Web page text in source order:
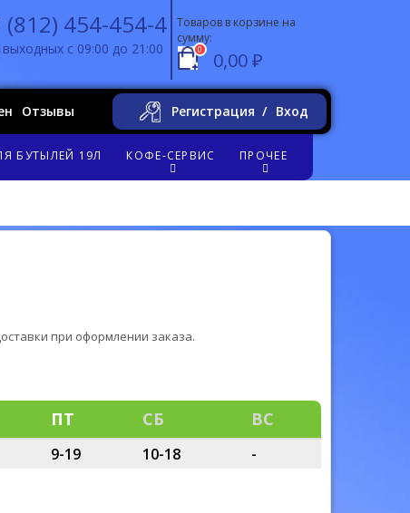
(812) 454-454-4
выходных с 09:00 до 21:00
Товаров в корзине на
сумму:
0 0,00 ₽
Отзывы Регистрация Вход
БУТЫЛЕЙ 19Л КОФЕ-СЕРВИС ПРОЧЕЕ
при оформлении заказа.
ПТ СБ ВС
9-19 10-18 -